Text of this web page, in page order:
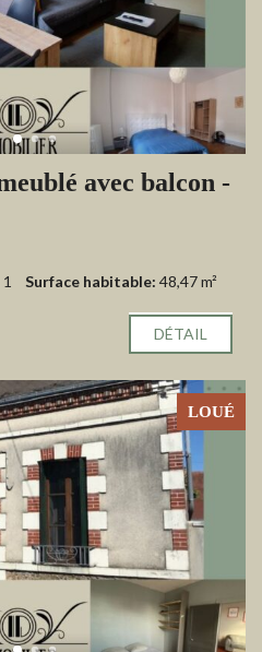
avec balcon -
1 Surface habitable: 48,47 m²
DÉTAIL
LOUÉ